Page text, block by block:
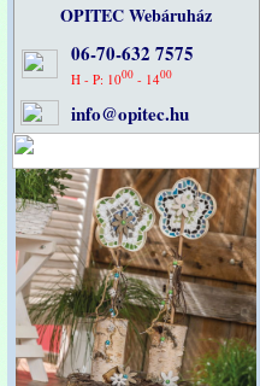
OPITEC Webáruház
06-70-632 7575
H - P: 1000- 1400
info@opitec.hu